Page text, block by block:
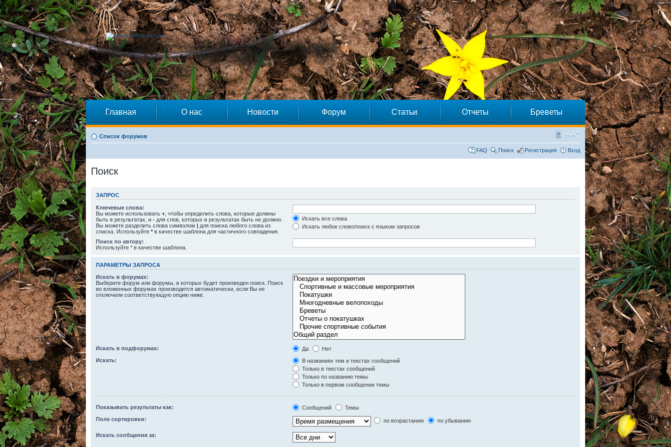
Главная О нас Новости Форум Статьи Отчеты Бреветы
Список форумов
FAQ Поиск Регистрация Вход
Поиск
ЗАПРОС
Ключевые слова:
Вы можете использовать + , чтобы определить слова, которые должны
быть в результатах, и - для слов, которых в результатах быть не должно.
Вы можете разделить слова символом | для поиска любого слова из
списка. Используйте * в качестве шаблона для частичного совпадения.
Искать все слова
Искать любое слово/поиск с языком запросов
Поиск по автору:
Используйте * в качестве шаблона.
ПАРАМЕТРЫ ЗАПРОСА
Искать в форумах:
Выберите форум или форумы, в которых будет произведен поиск. Поиск
во вложенных форумах производится автоматически, если Вы не
отключили соответствующую опцию ниже.
Искать в подфорумах: Да
Нет
Искать:
В названиях тем и текстах сообщений
Только в текстах сообщений
Только по названию темы
Только в первом сообщении темы
Показывать результаты как: Сообщений
Темы
Поле сортировки:
по возрастанию по убыванию
Искать сообщения за: